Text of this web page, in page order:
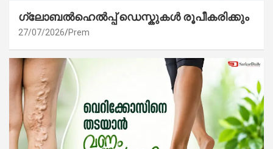
ഗ്ലോബൽഹെൽപ്പ് ഡെസ്കുകൾ രൂപീകരിക്കും
27/07/2026 Prem